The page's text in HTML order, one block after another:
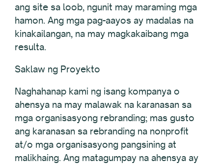
ang site sa loob, ngunit may maraming mga
hamon. Ang mga pag-aayos ay madalas na
kinakailangan, na may magkakaibang mga
resulta.
Saklaw ng Proyekto
Naghahanap kami ng isang kompanya o
ahensya na may malawak na karanasan sa
mga organisasyong rebranding; mas gusto
ang karanasan sa rebranding na nonprofit
at/o mga organisasyong pangsining at
malikhaing. Ang matagumpay na ahensya ay